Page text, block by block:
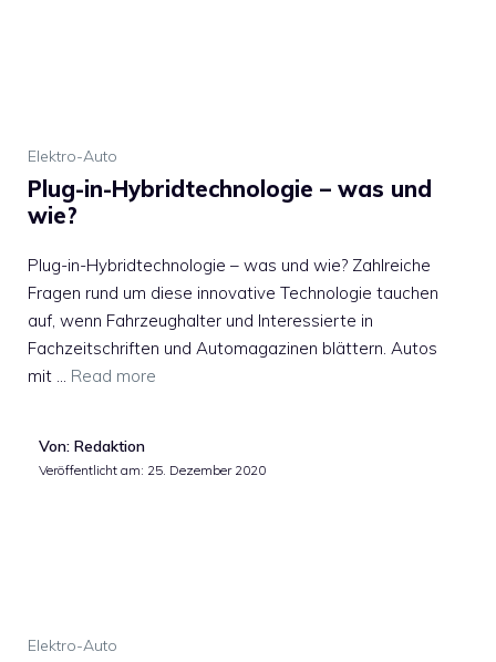
Elektro-Auto
Plug-in-Hybridtechnologie – was und
wie?
Plug-in-Hybridtechnologie – was und wie? Zahlreiche
Fragen rund um diese innovative Technologie tauchen
auf, wenn Fahrzeughalter und Interessierte in
Fachzeitschriften und Automagazinen blättern. Autos
mit … Read more
Von: Redaktion
Veröffentlicht am: 25. Dezember 2020
Elektro-Auto